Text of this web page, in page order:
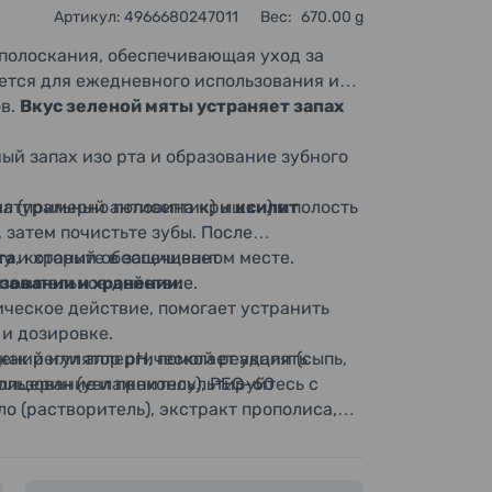
Артикул: 4966680247011 Вес: 670.00 g
обеспечивающая уход за
для ежедневного использования и
Вкус зеленой мяты устраняет запах
запах изо рта и образование зубного
антисептик) иксилит
, который обеспечивает
действие.
действие, помогает устранить
регулятор pH, помогает удалять
(примерно половина крышки) в полость
почистьте зубы. После
и храните в защищенном месте.
и хранении:
дозировке.
или аллергической реакции (сыпь,
и проконсультируйтесь с
(увлажнитель), PEG-60
(растворитель), экстракт прополиса,
корня женьшеня, экстракт коры/